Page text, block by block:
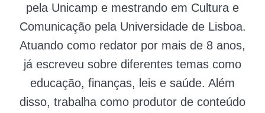
pela Unicamp e mestrando em Cultura e
Comunicação pela Universidade de Lisboa.
Atuando como redator por mais de 8 anos,
já escreveu sobre diferentes temas como
educação, finanças, leis e saúde. Além
disso, trabalha como produtor de conteúdo